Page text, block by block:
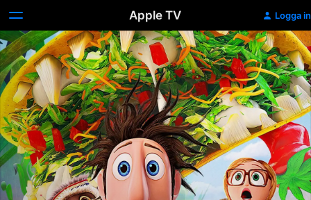
Apple TV Logga in